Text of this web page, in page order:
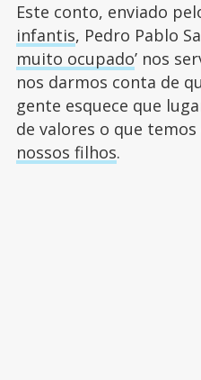
Este conto, enviado
infantis, Pedro Pablo
muito ocupado’ nos
nos darmos conta de
gente esquece que
de valores o que
nossos filhos.